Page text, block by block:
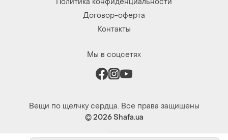
Договор-оферта
Контакты
Мы в соцсетях
Вещи по щелчку сердца. Все права защищены
© 2026Shafa.ua